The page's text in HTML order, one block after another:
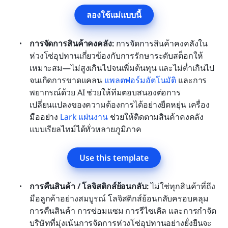
ลองใช้แม่แบบนี้
การจัดการสินค้าคงคลัง: การจัดการสินค้าคงคลังใน
ห่วงโซ่อุปทานเกี่ยวข้องกับการรักษาระดับสต็อกให้
เหมาะสม—ไม่สูงเกินไปจนเพิ่มต้นทุน และไม่ต่ำเกินไป
จนเกิดการขาดแคลน แพลตฟอร์มอัตโนมัติ และการ
พยากรณ์ด้วย AI ช่วยให้ทีมตอบสนองต่อการ
เปลี่ยนแปลงของความต้องการได้อย่างยืดหยุ่น เครื่อง
มืออย่าง Lark แผ่นงาน ช่วยให้ติดตามสินค้าคงคลัง
แบบเรียลไทม์ได้ทั่วหลายภูมิภาค
Use this template
การคืนสินค้า / โลจิสติกส์ย้อนกลับ: ไม่ใช่ทุกสินค้าที่ถึง
มือลูกค้าอย่างสมบูรณ์ โลจิสติกส์ย้อนกลับครอบคลุม
การคืนสินค้า การซ่อมแซม การรีไซเคิล และการกำจัด
บริษัทที่มุ่งเน้นการจัดการห่วงโซ่อุปทานอย่างยั่งยืนจะ